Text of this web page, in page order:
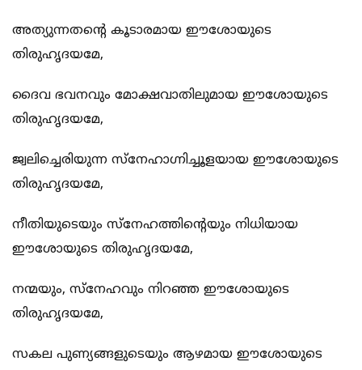
അത്യുന്നതന്‍റെ കൂടാരമായ ഈശോയുടെ
തിരുഹൃദയമേ,
ദൈവ ഭവനവും മോക്ഷവാതിലുമായ ഈശോയുടെ
തിരുഹൃദയമേ,
ജ്വലിച്ചെരിയുന്ന സ്നേഹാഗ്നിച്ചൂളയായ ഈശോയുടെ
തിരുഹൃദയമേ,
നീതിയുടെയും സ്നേഹത്തിന്‍റെയും നിധിയായ
ഈശോയുടെ തിരുഹൃദയമേ,
നന്മയും, സ്നേഹവും നിറഞ്ഞ ഈശോയുടെ
തിരുഹൃദയമേ,
സകല പുണ്യങ്ങളുടെയും ആഴമായ ഈശോയുടെ